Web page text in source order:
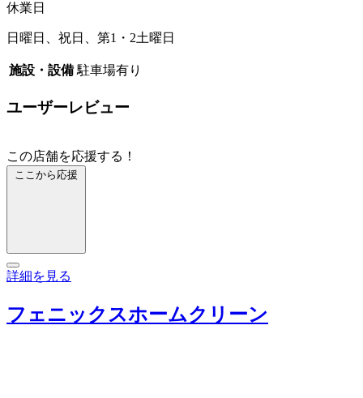
休業日
日曜日、祝日、第1・2土曜日
施設・設備 駐車場有り
ユーザーレビュー
この店舗を応援する！
ここから応援
詳細を見る
フェニックスホームクリーン